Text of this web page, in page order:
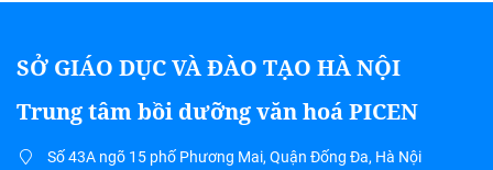
SỞ GIÁO DỤC VÀ ĐÀO TẠO HÀ NỘI
Trung tâm bồi dưỡng văn hoá PICEN
Số 43A ngõ 15 phố Phương Mai, Quận Đống Đa, Hà Nội